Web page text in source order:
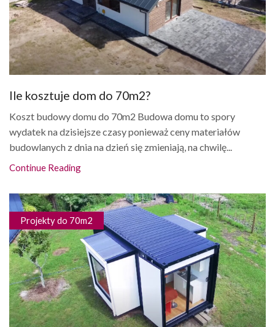
Ile kosztuje dom do 70m2?
Koszt budowy domu do 70m2 Budowa domu to spory
wydatek na dzisiejsze czasy ponieważ ceny materiałów
budowlanych z dnia na dzień się zmieniają, na chwilę...
Continue Reading
Projekty do 70m2